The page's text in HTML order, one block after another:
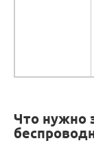
Что нужно